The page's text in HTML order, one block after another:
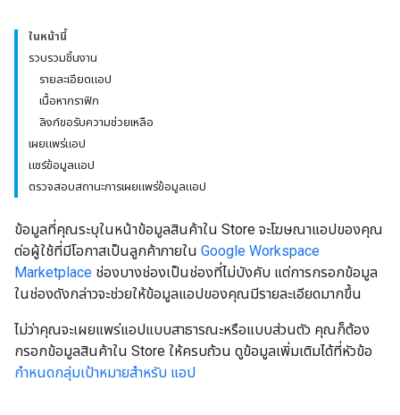
ในหน้านี้
รวบรวมชิ้นงาน
รายละเอียดแอป
เนื้อหากราฟิก
ลิงก์ขอรับความช่วยเหลือ
เผยแพร่แอป
แชร์ข้อมูลแอป
ตรวจสอบสถานะการเผยแพร่ข้อมูลแอป
ข้อมูลที่คุณระบุในหน้าข้อมูลสินค้าใน Store จะโฆษณาแอปของคุณ
ต่อผู้ใช้ที่มีโอกาสเป็นลูกค้าภายใน Google Workspace
Marketplace ช่องบางช่องเป็นช่องที่ไม่บังคับ แต่การกรอกข้อมูล
ในช่องดังกล่าวจะช่วยให้ข้อมูลแอปของคุณมีรายละเอียดมากขึ้น
ไม่ว่าคุณจะเผยแพร่แอปแบบสาธารณะหรือแบบส่วนตัว คุณก็ต้อง
กรอกข้อมูลสินค้าใน Store ให้ครบถ้วน ดูข้อมูลเพิ่มเติมได้ที่หัวข้อ
กำหนดกลุ่มเป้าหมายสำหรับ แอป